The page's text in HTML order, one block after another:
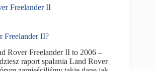
Freelander II
Freelander II?
Rover Freelander II to 2006 –
raport spalania Land Rover